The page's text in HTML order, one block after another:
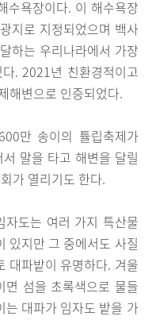
수욕장이다. 이 해수욕장
지로 지정되었으며 백사
하는 우리나라에서 가장
. 2021년 친환경적이고
해변으로 인증되었다.
만 송이의 튤립축제가
말을 타고 해변을 달릴
가 열리기도 한다.
자도는 여러 가지 특산물
있지만 그 중에서도 사질
대파밭이 유명하다. 겨울
면 섬을 초록색으로 물들
는 대파가 임자도 밭을 가